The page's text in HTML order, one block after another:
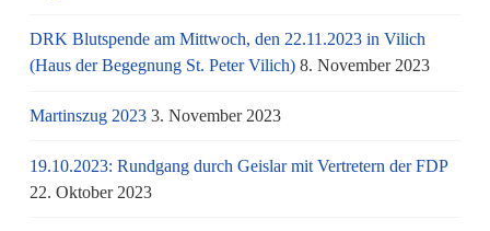
DRK Blutspende am Mittwoch, den 22.11.2023 in Vilich
(Haus der Begegnung St. Peter Vilich) 8. November 2023
Martinszug 2023 3. November 2023
19.10.2023: Rundgang durch Geislar mit Vertretern der FDP
22. Oktober 2023